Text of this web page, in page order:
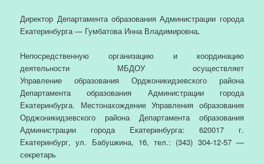
Директор Департамента образования Администрации города
Екатеринбурга — Гумбатова Инна Владимировна.
Непосредственную организацию и координацию
деятельности МБДОУ осуществляет
Управление образования Орджоникидзевского района
Департамента образования Администрации города
Екатеринбурга. Местонахождение Управления образования
Орджоникидзевского района Департамента образования
Администрации города Екатеринбурга: 620017 г.
Екатеринбург, ул. Бабушкина, 16, тел.: (343) 304-12-57 —
секретарь